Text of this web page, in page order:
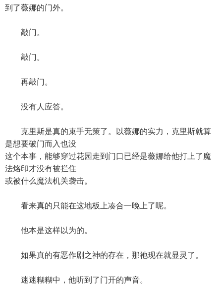
到了薇娜的门外。
敲门。
敲门。
再敲门。
没有人应答。
克里斯是真的束手无策了。以薇娜的实力，克里斯就算
是想要破门而入也没
这个本事，能够穿过花园走到门口已经是薇娜给他打上了魔
法烙印才没有被拦住
或被什么魔法机关袭击。
看来真的只能在这地板上凑合一晚上了呢。
他本是这样以为的。
如果真的有恶作剧之神的存在，那祂现在就显灵了。
迷迷糊糊中，他听到了门开的声音。